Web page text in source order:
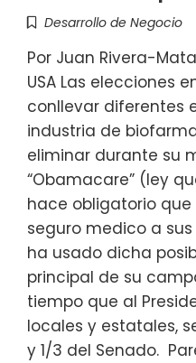
Desarrollo de Negocio
Por Juan Rivera-
USA Las elecciones
conllevar diferentes
industria de
eliminar durante su
“Obamacare” (ley
hace obligatorio
seguro medico a
ha usado dicha
principal de su
tiempo que al
locales y estatales,
y 1/3 del Senado.